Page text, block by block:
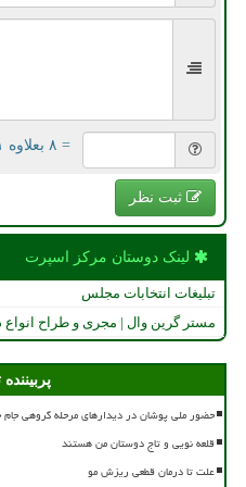
= ۸ بعلاوه ۱
ثبت نظر
لینک دوستان مركز اسپرت
تبلیغات انتخابات مجلس
مستر گرین وال | مجری و طراح انواع
حضور ملی پوشان در دیدارهای مرحله گروهی
قلعه نویی و تاج دوستان من هستند
علت تا درمان قطعی ریزش مو